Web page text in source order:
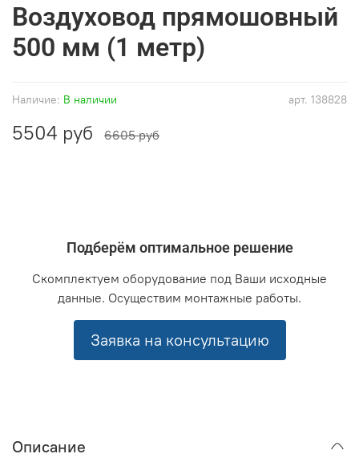
арт. 138828
Наличие: В наличии
Воздуховод прямошовный
500 мм (1 метр)
5504 руб 6605 руб
Подберём оптимальное решение
Скомплектуем оборудование под Ваши исходные
данные. Осуществим монтажные работы.
Заявка на консультацию
Описание